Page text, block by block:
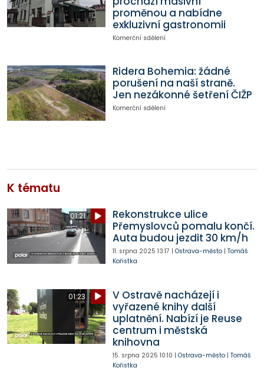
proměnou a nabídne
exkluzivní gastronomii
Komerční sdělení
Ridera Bohemia: žádné
porušení na naší straně.
Jen nezákonné šetření ČIŽP
Komerční sdělení
K tématu
01:21
Rekonstrukce ulice
Přemyslovců pomalu končí.
Auta budou jezdit 30 km/h
11. srpna 2025 13:17 | Ostrava-město| Tomáš
Kořistka
01:23
V Ostravě nacházejí i
vyřazené knihy další
uplatnění. Nabízí je Reuse
centrum i městská
knihovna
15. srpna 2025 10:10 | Ostrava-město| Tomáš
Kořistka